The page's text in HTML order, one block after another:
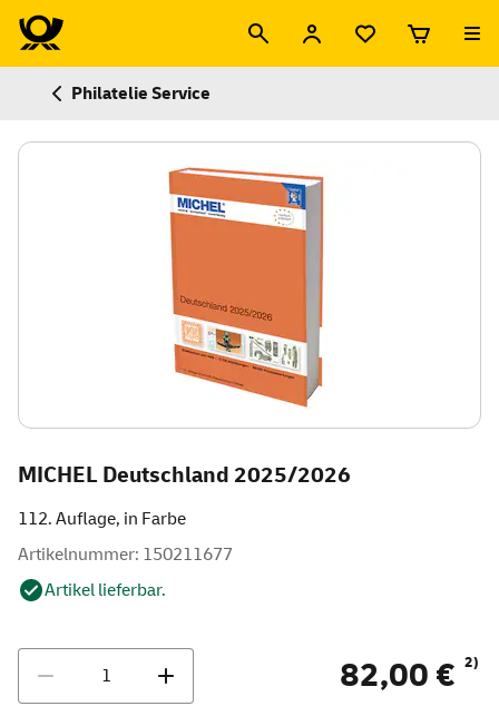
Philatelie Service
MICHEL Deutschland 2025/2026
112. Auflage, in Farbe
Artikelnummer: 150211677
Artikel lieferbar.
82,00 € 2)